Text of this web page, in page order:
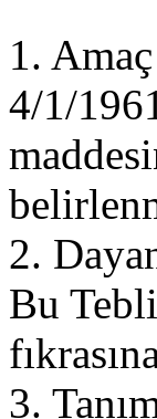
1.
4/1/
2.
Bu
3.